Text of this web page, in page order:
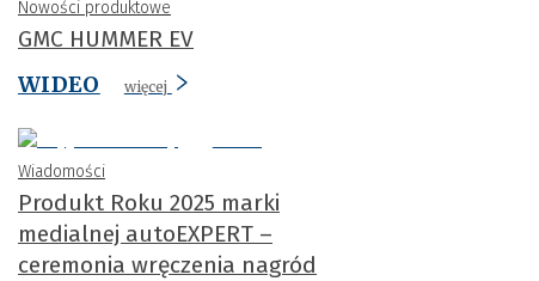
Nowości produktowe
GMC HUMMER EV
WIDEO
więcej
Wiadomości
Produkt Roku 2025 marki
medialnej autoEXPERT –
ceremonia wręczenia nagród